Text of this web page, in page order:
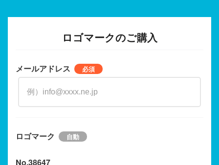
ロゴマークのご購入
メールアドレス
ロゴマーク
No.38647